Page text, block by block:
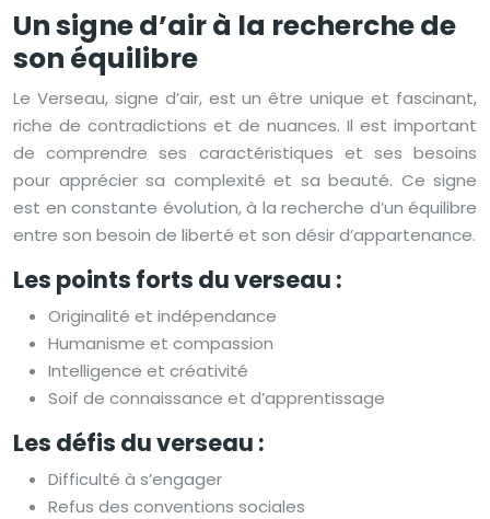
Un signe d’air à la recherche de
son équilibre
Le Verseau, signe d’air, est un être unique et fascinant,
riche de contradictions et de nuances. Il est important
de comprendre ses caractéristiques et ses besoins
pour apprécier sa complexité et sa beauté. Ce signe
est en constante évolution, à la recherche d’un équilibre
entre son besoin de liberté et son désir d’appartenance.
Les points forts du verseau :
Originalité et indépendance
Humanisme et compassion
Intelligence et créativité
Soif de connaissance et d’apprentissage
Les défis du verseau :
Difficulté à s’engager
Refus des conventions sociales